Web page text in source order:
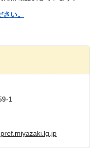
い。
1